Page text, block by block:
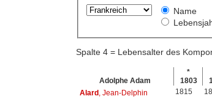
Name
Spalte 4 = Lebensalter des
Adolphe Adam
*
1803
Alard , Jean-Delphin 1815